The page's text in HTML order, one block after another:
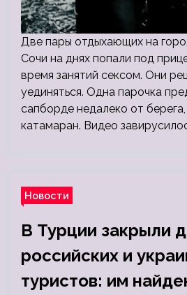
Две пары отдыхающих на
Сочи на днях попали под
время занятий сексом. Они
уединяться. Одна парочка
сапборде недалеко от
катамаран. Видео
Новости
В Турции закрыли
российских и
туристов: им